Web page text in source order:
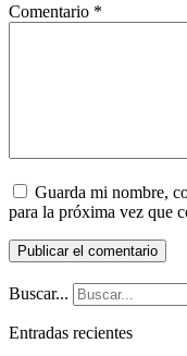
Comentario *
Guarda mi nombre,
para la próxima vez que
Buscar...
Entradas recientes